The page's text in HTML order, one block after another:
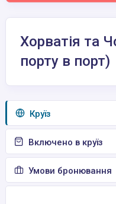
Хорватія та
порту в порт)
Круїз
Включено в круїз
Умови бронювання